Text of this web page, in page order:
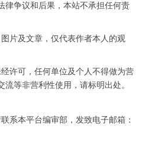
律争议和后果，本站不承担任何责
片及文章，仅代表作者本人的观
许可，任何单位及个人不得做为营
等非营利性使用，请标明出处。
系本平台编审部，发致电子邮箱：